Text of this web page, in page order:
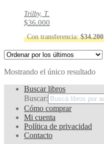
Trilby, T.
$36.000
Con transferencia:$34.200
Mostrando el único resultado
Buscar libros
Buscar:
Cómo comprar
Mi cuenta
Política de privacidad
Contacto